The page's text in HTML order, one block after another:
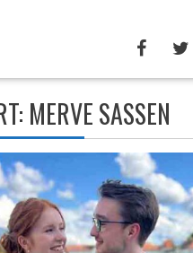
MERVE SASSEN